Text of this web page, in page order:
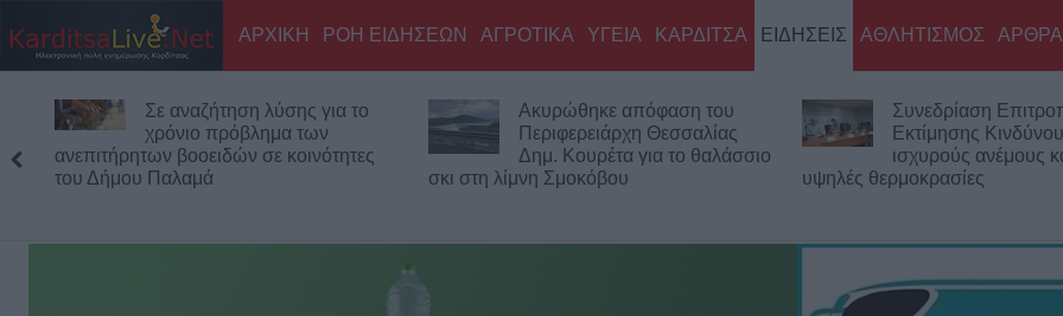
ΑΡΧΙΚΗ ΡΟΗ ΕΙΔΗΣΕΩΝ ΑΓΡΟΤΙΚΑ ΥΓΕΙΑ ΚΑΡΔΙΤΣΑ ΕΙΔΗΣΕΙΣ ΑΘΛΗΤΙΣΜΟΣ ΑΡΘΡΑ
Σε αναζήτηση λύσης για το
χρόνιο πρόβλημα των
ανεπιτήρητων βοοειδών σε κοινότητες
του Δήμου Παλαμά
Ακυρώθηκε απόφαση του
Περιφερειάρχη Θεσσαλίας
Δημ. Κουρέτα για το θαλάσσιο
σκι στη λίμνη Σμοκόβου
Συνεδρίαση
Εκτίμησης
ισχυρούς ανέμους
υψηλές θερμοκρασίες